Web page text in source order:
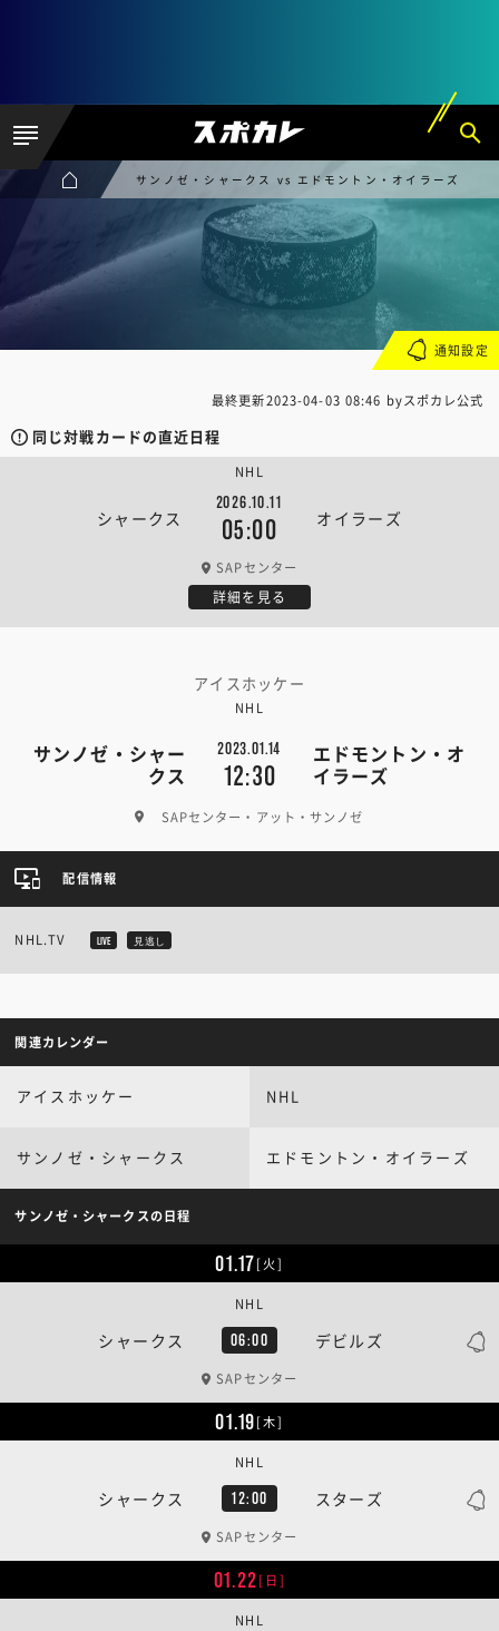
サンノゼ・シャークス vs エドモントン・オイラーズ
最終更新2023-04-03 08:46 byスポカレ公式
同じ対戦カードの直近日程
シャークス
2026.10.11
05:00 オイラーズ
NHL
SAPセンター
詳細を見る
アイスホッケー
NHL
サンノゼ・シャー
クス
2023.01.14
12:30
エドモントン・オ
イラーズ
SAPセンター・アット・サンノゼ
通知設定
配信情報
NHL.TV LIVE 見逃し
関連カレンダー
アイスホッケー NHL
サンノゼ・シャークス エドモントン・オイラーズ
サンノゼ・シャークスの日程
01.17[火]
シャークス 06:00 デビルズ
NHL
SAPセンター
01.19[木]
シャークス 12:00 スターズ
NHL
SAPセンター
01.22[日]
NHL